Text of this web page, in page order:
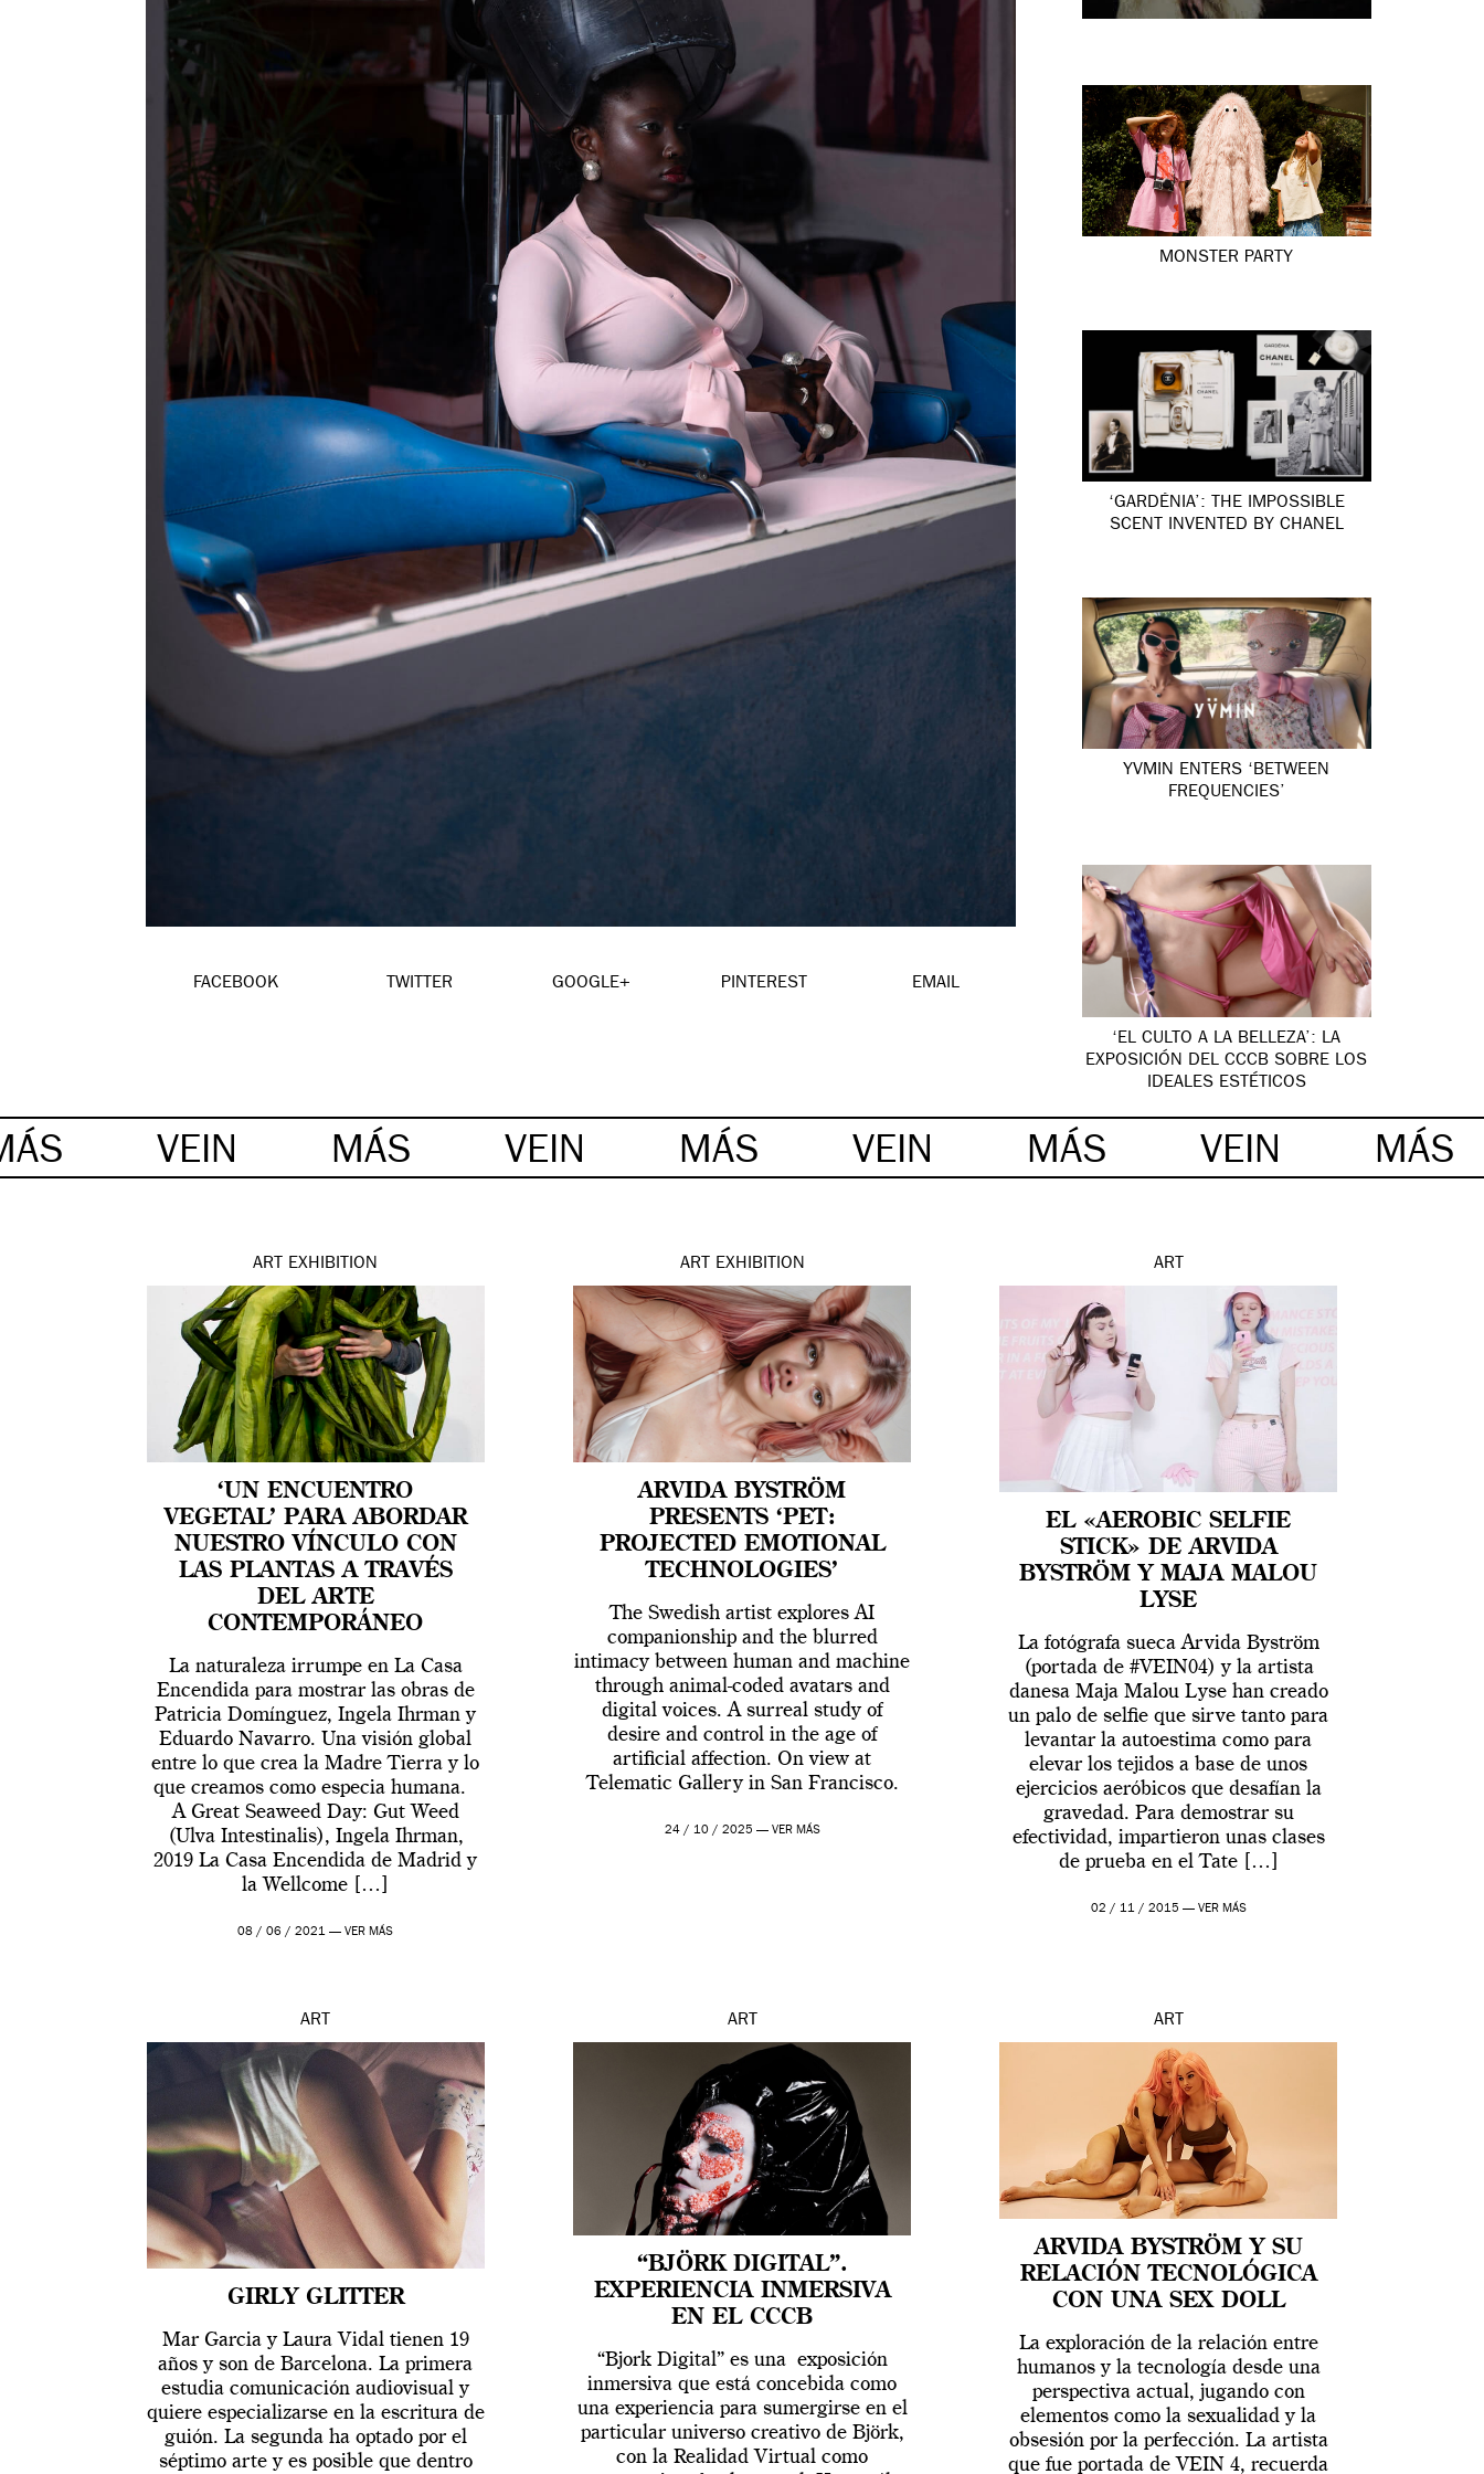
FACEBOOK TWITTER GOOGLE+ PINTEREST EMAIL
MONSTER PARTY
‘GARDÉNIA’: THE IMPOSSIBLE
SCENT INVENTED BY CHANEL
YVMIN ENTERS ‘BETWEEN
FREQUENCIES’
‘EL CULTO A LA BELLEZA’: LA
EXPOSICIÓN DEL CCCB SOBRE LOS
IDEALES ESTÉTICOS
VEIN MÁS VEIN MÁS VEIN MÁS VEIN MÁS
ART EXHIBITION
‘UN ENCUENTRO
VEGETAL’ PARA ABORDAR
NUESTRO VÍNCULO CON
LAS PLANTAS A TRAVÉS
DEL ARTE
CONTEMPORÁNEO
La naturaleza irrumpe en La Casa
Encendida para mostrar las obras de
Patricia Domínguez, Ingela Ihrman y
Eduardo Navarro. Una visión global
entre lo que crea la Madre Tierra y lo
que creamos como especia humana.
A Great Seaweed Day: Gut Weed
(Ulva Intestinalis), Ingela Ihrman,
2019 La Casa Encendida de Madrid y
la Wellcome […]
08 / 06 / 2021 —VER MÁS
ART EXHIBITION
ARVIDA BYSTRÖM
PRESENTS ‘PET:
PROJECTED EMOTIONAL
TECHNOLOGIES’
The Swedish artist explores AI
companionship and the blurred
intimacy between human and machine
through animal-coded avatars and
digital voices. A surreal study of
desire and control in the age of
artificial affection. On view at
Telematic Gallery in San Francisco.
24 / 10 / 2025 — VER MÁS
ART
EL «AEROBIC SELFIE
STICK» DE ARVIDA
BYSTRÖM Y MAJA MALOU
LYSE
La fotógrafa sueca Arvida Byström
(portada de #VEIN04) y la artista
danesa Maja Malou Lyse han creado
un palo de selfie que sirve tanto para
levantar la autoestima como para
elevar los tejidos a base de unos
ejercicios aeróbicos que desafían la
gravedad. Para demostrar su
efectividad, impartieron unas clases
de prueba en el Tate […]
02 / 11 / 2015 — VER MÁS
ART
GIRLY GLITTER
Mar Garcia y Laura Vidal tienen 19
años y son de Barcelona. La primera
estudia comunicación audiovisual y
quiere especializarse en la escritura de
guión. La segunda ha optado por el
séptimo arte y es posible que dentro
ART
“BJÖRK DIGITAL”.
EXPERIENCIA INMERSIVA
EN EL CCCB
“Bjork Digital” es una exposición
inmersiva que está concebida como
una experiencia para sumergirse en el
particular universo creativo de Björk,
con la Realidad Virtual como
ART
ARVIDA BYSTRÖM Y SU
RELACIÓN TECNOLÓGICA
CON UNA SEX DOLL
La exploración de la relación entre
humanos y la tecnología desde una
perspectiva actual, jugando con
elementos como la sexualidad y la
obsesión por la perfección. La artista
que fue portada de VEIN 4, recuerda